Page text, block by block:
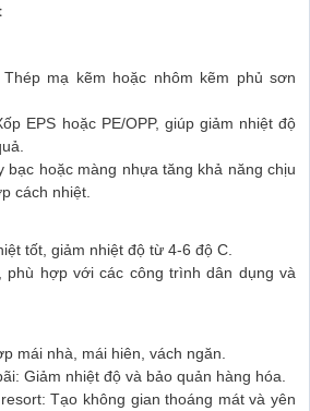
mạ kẽm hoặc nhôm kẽm phủ sơn
EPS hoặc PE/OPP, giúp giảm nhiệt độ
bạc hoặc màng nhựa tăng khả năng chịu
cách nhiệt.
tốt, giảm nhiệt độ từ 4-6 độ C.
phù hợp với các công trình dân dụng và
mái nhà, mái hiên, vách ngăn.
Giảm nhiệt độ và bảo quản hàng hóa.
Tạo không gian thoáng mát và yên